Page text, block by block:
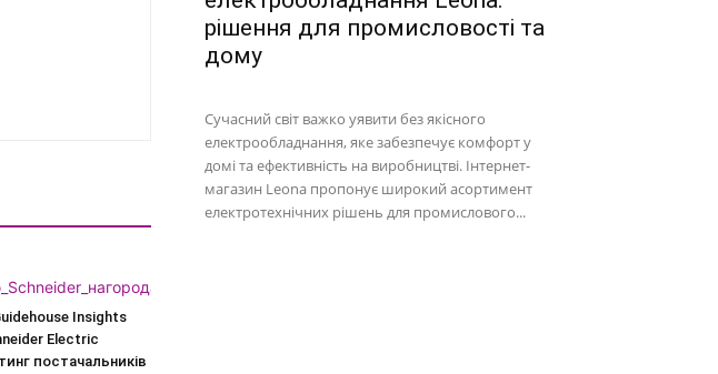
Insights
Electric
постачальників
рішення для промисловості та
дому
Сучасний світ важко уявити без якісного
електрообладнання, яке забезпечує комфорт у
домі та ефективність на виробництві. Інтернет-
магазин Leona пропонує широкий асортимент
електротехнічних рішень для промислового...